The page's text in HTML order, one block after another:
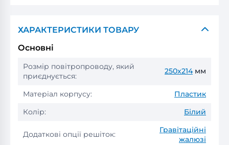
ХАРАКТЕРИСТИКИ ТОВАРУ
Основні
Розмір повітропроводу, який
приєднується:
250х214мм
Матеріал корпусу:
Пластик
Колір:
Білий
Додаткові опції решіток:
Гравітаційні
жалюзі